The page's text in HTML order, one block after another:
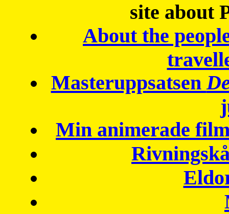
site about
About the
Masteruppsatsen
Min animerade